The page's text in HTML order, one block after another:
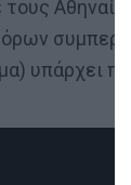
τους
υπάρχει